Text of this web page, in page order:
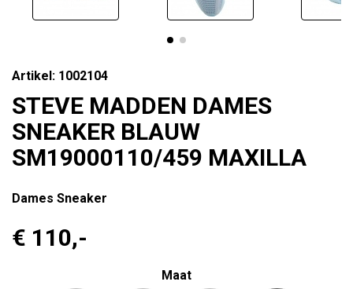
Artikel: 1002104
STEVE MADDEN DAMES
SNEAKER BLAUW
SM19000110/459 MAXILLA
Dames Sneaker
€ 110,-
Maat